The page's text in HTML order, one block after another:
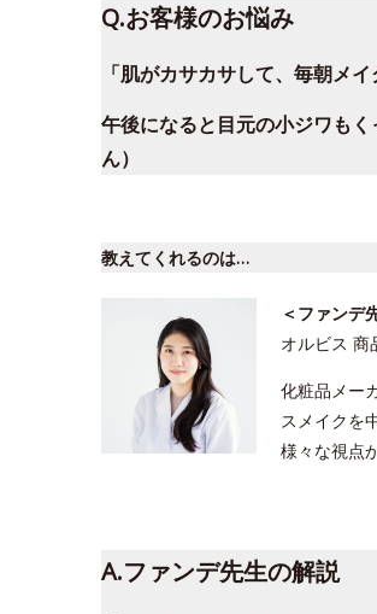
Q.お客様のお悩み
「肌がカサカサして、毎朝メイ
午後になると目元の小ジワも
ん）
教えてくれるのは…
＜ファンデ
オルビス 商
化粧品メー
スメイクを
様々な視点
A.ファンデ先生の解説